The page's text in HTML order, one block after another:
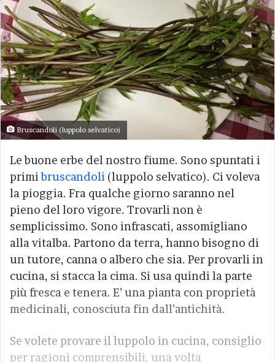
Bruscandoli (luppolo selvatico)
Le buone erbe del nostro fiume. Sono spuntati i
primibruscandoli (luppolo selvatico). Ci voleva
la pioggia. Fra qualche giorno saranno nel
pieno del loro vigore. Trovarli non è
semplicissimo. Sono infrascati, assomigliano
alla vitalba. Partono da terra, hanno bisogno di
un tutore, canna o albero che sia. Per provarli in
cucina, si stacca la cima. Si usa quindi la parte
più fresca e tenera. E’ una pianta con proprietà
medicinali, conosciuta fin dall’antichità.
Se volete provare il luppolo in cucina, consiglio
per ragioni comprensibili, una volta